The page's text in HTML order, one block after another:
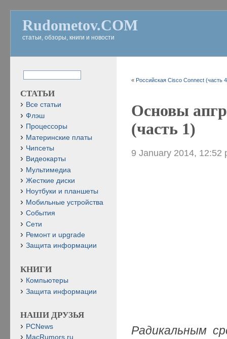
Rudometov.COM
статьи, обзоры, книги и новости
« Российская Cisco Connect (часть
Основы
(часть 1)
9 January 2014, 12:52
Радикальным
СТАТЬИ
Все статьи
Флэш
Процессоры
Материнские платы
Чипсеты
Видеокарты
Мультимедиа
Жесткие диски
Ноутбуки и планшеты
Мобильные устройства
События
Сети
Ремонт и upgrade
Защита информации
КНИГИ
Компьютеры
Защита информации
НАШИ ДРУЗЬЯ
PCNews
MacRumors.ru